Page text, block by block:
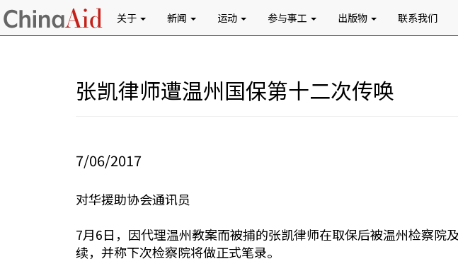
关于 新闻 运动 参与事工 出版物 联系我们
张凯律师遭温州国保第十二次传唤
7/06/2017
对华援助协会通讯员
7月6日，因代理温州教案而被捕的张凯律师在取保后被温州检察
续，并称下次检察院将做正式笔录。